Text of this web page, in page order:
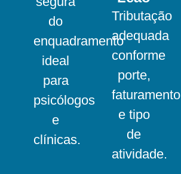
do
enquadramento
ideal
para
psicólogos
e
clínicas.
Tributação
adequada
conforme
porte,
faturamento
e tipo
de
atividade.